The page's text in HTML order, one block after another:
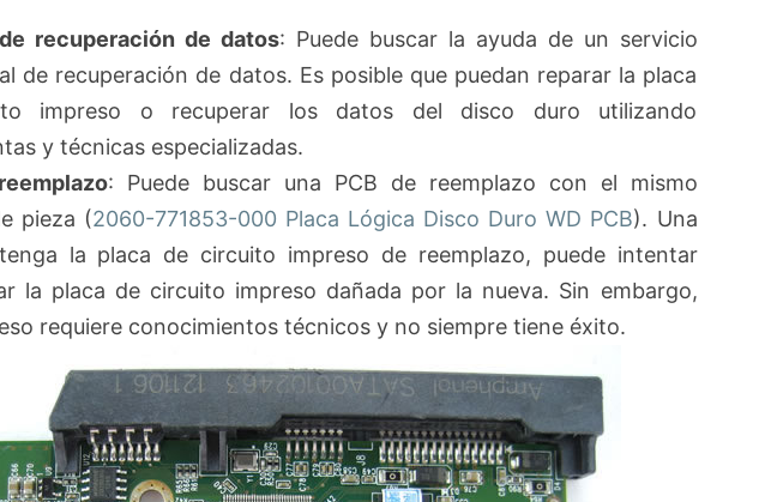
recuperación de datos: Puede buscar la ayuda de un servicio
de recuperación de datos. Es posible que puedan reparar la placa
impreso o recuperar los datos del disco duro utilizando
y técnicas especializadas.
: Puede buscar una PCB de reemplazo con el mismo
pieza (2060-771853-000 Placa Lógica Disco Duro WD PCB). Una
la placa de circuito impreso de reemplazo, puede intentar
la placa de circuito impreso dañada por la nueva. Sin embargo,
requiere conocimientos técnicos y no siempre tiene éxito.